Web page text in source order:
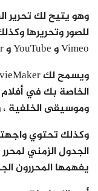
وهو يتيح لك تحرير
Vimeo و YouTube و Flickr.
الخاصة بك في أفلام
وموسيقى الخلفية ،
وكذلك تحتوي
الجدول الزمني
يفهمها المحررون